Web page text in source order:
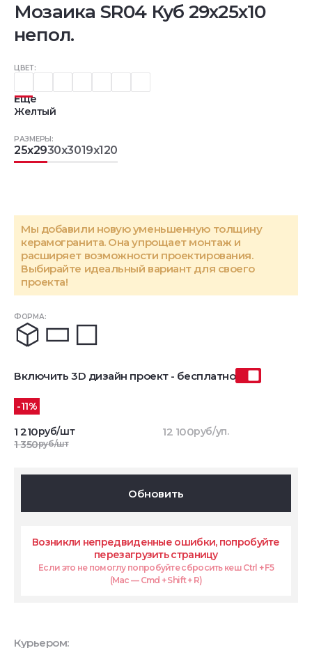
Мозаика SR04 Куб 29x25x10
непол.
ЦВЕТ:
Еще
Желтый
ФОРМА:
РАЗМЕРЫ:
25x2930x3019x120
Мы добавили новую уменьшенную толщину
керамогранита. Она упрощает монтаж и
расширяет возможности проектирования.
Выбирайте идеальный вариант для своего
проекта!
Включить 3D дизайн проект - бесплатно
-11%
1 210руб/шт
1 350руб/шт
12 100руб/уп.
Обновить
Возникли непредвиденные ошибки, попробуйте
перезагрузить страницу
Если это не помоглу попробуйте сбросить кеш Ctrl + F5
(Mac — Cmd + Shift + R)
Курьером: